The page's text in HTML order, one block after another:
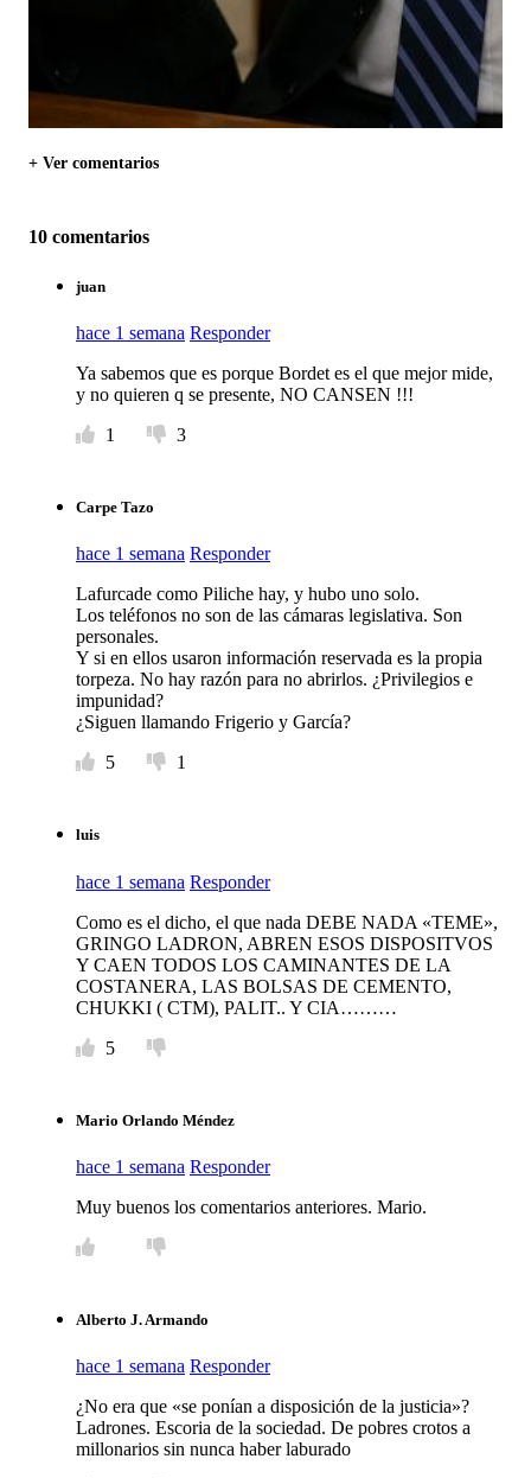
+ Ver comentarios
10 comentarios
juan
hace 1 semana Responder
Ya sabemos que es porque Bordet es el que mejor mide,
y no quieren q se presente, NO CANSEN !!!
1
3
Carpe Tazo
hace 1 semana Responder
Lafurcade como Piliche hay, y hubo uno solo.
Los teléfonos no son de las cámaras legislativa. Son
personales.
Y si en ellos usaron información reservada es la propia
torpeza. No hay razón para no abrirlos. ¿Privilegios e
impunidad?
¿Siguen llamando Frigerio y García?
5
1
luis
hace 1 semana Responder
Como es el dicho, el que nada DEBE NADA «TEME»,
GRINGO LADRON, ABREN ESOS DISPOSITVOS
Y CAEN TODOS LOS CAMINANTES DE LA
COSTANERA, LAS BOLSAS DE CEMENTO,
CHUKKI ( CTM), PALIT.. Y CIA………
5
Mario Orlando Méndez
hace 1 semana Responder
Muy buenos los comentarios anteriores. Mario.
Alberto J. Armando
hace 1 semana Responder
¿No era que «se ponían a disposición de la justicia»?
Ladrones. Escoria de la sociedad. De pobres crotos a
millonarios sin nunca haber laburado